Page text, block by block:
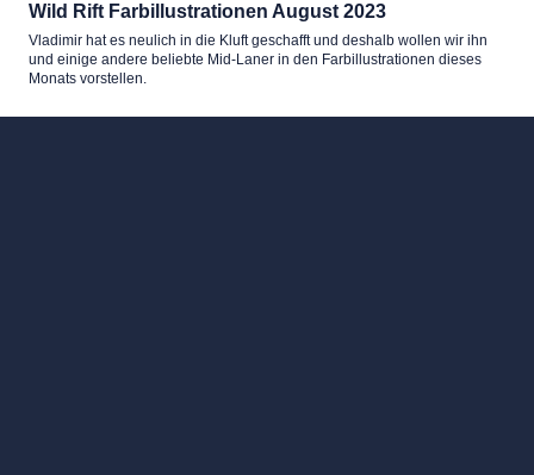
Wild Rift Farbillustrationen August 2023
Vladimir hat es neulich in die Kluft geschafft und deshalb wollen wir ihn
und einige andere beliebte Mid-Laner in den Farbillustrationen dieses
Monats vorstellen.